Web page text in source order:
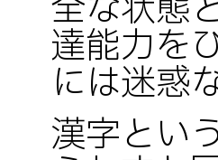
達能力を
には迷惑
漢字とい